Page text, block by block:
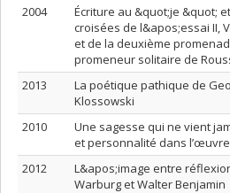
2004
Écriture au &quot;je &quot;
croisées de l&apos;essai II,
et de la deuxième
promeneur solitaire de
2013
La poétique pathique de
Klossowski
2010
Une sagesse qui ne vient
et personnalité dans
2012
L&apos;image entre
Warburg et Walter Benjamin